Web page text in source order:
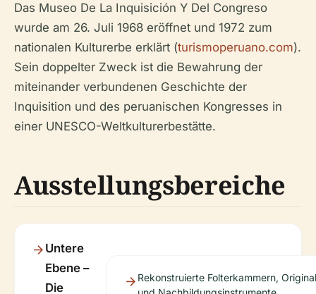
Das Museo De La Inquisición Y Del Congreso
wurde am 26. Juli 1968 eröffnet und 1972 zum
nationalen Kulturerbe erklärt (turismoperuano.com).
Sein doppelter Zweck ist die Bewahrung der
miteinander verbundenen Geschichte der
Inquisition und des peruanischen Kongresses in
einer UNESCO-Weltkulturerbestätte.
Ausstellungsbereiche
Untere
Ebene –
Die
Rekonstruierte Folterkammern,